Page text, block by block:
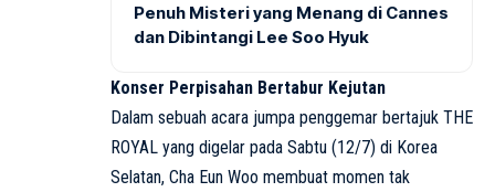
Penuh Misteri yang Menang di Cannes
dan Dibintangi Lee Soo Hyuk
Konser Perpisahan Bertabur Kejutan
Dalam sebuah acara jumpa penggemar bertajuk THE
ROYAL yang digelar pada Sabtu (12/7) di Korea
Selatan, Cha Eun Woo membuat momen tak